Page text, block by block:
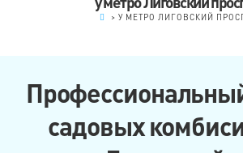
> У МЕТРО ЛИГОВСКИЙ
садовых